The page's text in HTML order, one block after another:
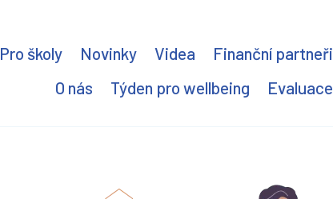
Pro školy Novinky Videa
Finanční partneři
O nás
Týden pro wellbeing Evaluace